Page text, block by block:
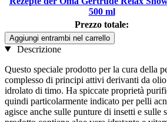
500 ml
Prezzo totale:
Aggiungi entrambi nel carrello
Descrizione
Questo speciale prodotto per la cura della
complesso di principi attivi derivanti da
idrolato di timo. Ha spiccate proprietà
quindi particolarmente indicato per pelli
agisce anche sulle punture di insetti e sulle